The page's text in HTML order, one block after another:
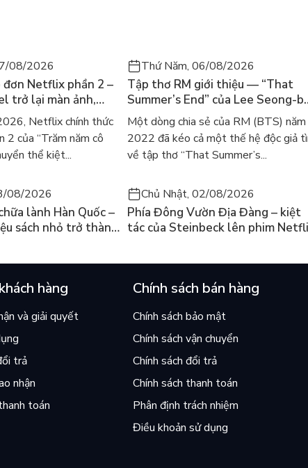
08/2026
đơn Netflix phần 2 –
trở lại màn ảnh,
đọc lại García
Netflix chính thức
2 của “Trăm năm cô
thể kiệt...
Thứ Năm, 06/08/2026
Tập thơ RM giới thiệu — “That
Summer’s End” của Lee Seong-
ra mắt bản tiếng Anh sau 4 năm
gây sốt
Một dòng chia sẻ của RM (BTS) năm
2022 đã kéo cả một thế hệ độc giả
về tập thơ “That Summer’s...
08/2026
lành Hàn Quốc –
sách nhỏ trở thành
Chủ Nhật, 02/08/2026
Phía Đông Vườn Địa Đàng – kiệt
tác của Steinbeck lên phim
hàng
và giải quyết
trả
nhận
toán
Chính sách bán hàng
Chính sách bảo mật
Chính sách vận chuyển
Chính sách đổi trả
Chính sách thanh toán
Phân định trách nhiệm
Điều khoản sử dụng